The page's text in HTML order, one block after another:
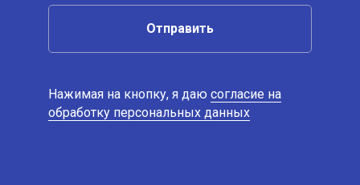
Отправить
Нажимая на кнопку, я даю согласие на
обработку персональных данных